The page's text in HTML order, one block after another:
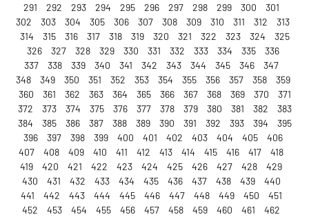
291
292 293 294 295 296 297 298 299 300
301
302
303 304 305 306 307 308 309 310 311 312
313
314
315 316 317 318 319 320 321 322 323 324
325
326
327 328 329 330 331 332 333 334 335
336
337
338 339 340 341 342 343 344 345 346
347
348
349 350 351 352 353 354 355 356 357 358
359
360
361 362 363 364 365 366 367 368 369 370
371
372
373 374 375 376 377 378 379 380 381 382
383
384
385 386 387 388 389 390 391 392 393 394
395
396
397 398 399 400 401 402 403 404 405
406
407
408 409 410 411 412 413 414 415 416 417
418
419
420 421 422 423 424 425 426 427 428
429
430
431 432 433 434 435 436 437 438 439
440
441
442 443 444 445 446 447 448 449 450
451
452
453 454 455 456 457 458 459 460 461
462